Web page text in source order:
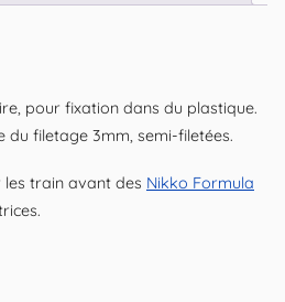
pour fixation dans du plastique.
du filetage 3mm, semi-filetées.
les train avant des Nikko Formula